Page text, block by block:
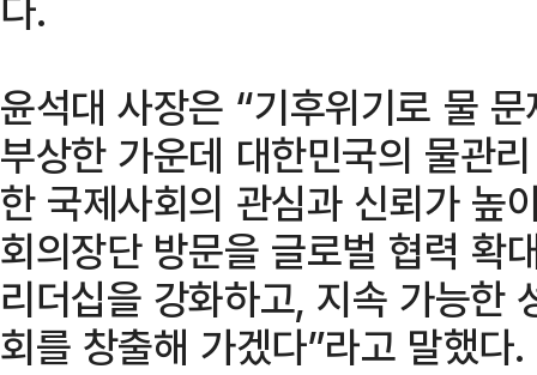
윤석대 사장은 “기후위기로 물
부상한 가운데 대한민국의 물관
한 국제사회의 관심과 신뢰가 높
회의장단 방문을 글로벌 협력 확
리더십을 강화하고, 지속 가능한
회를 창출해 가겠다”라고 말했다.